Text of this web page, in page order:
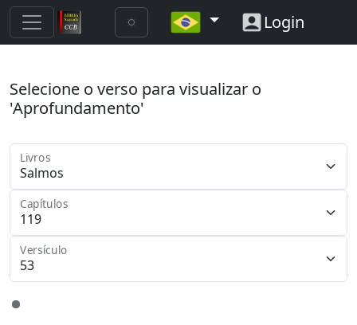
Login
Selecione o verso para visualizar o
'Aprofundamento'
Livros
Capítulos
Versículo